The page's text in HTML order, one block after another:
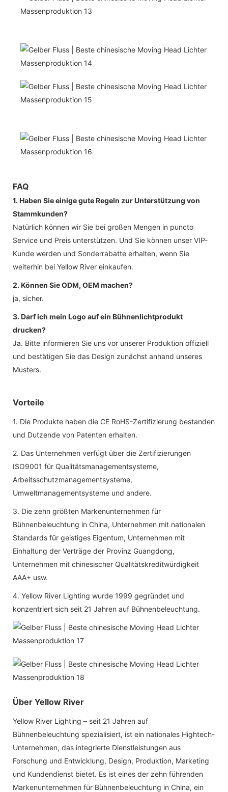
FAQ
1. Haben Sie einige gute Regeln zur Unterstützung von
Stammkunden?
Natürlich können wir Sie bei großen Mengen in puncto
Service und Preis unterstützen. Und Sie können unser VIP-
Kunde werden und Sonderrabatte erhalten, wenn Sie
weiterhin bei Yellow River einkaufen.
2. Können Sie ODM, OEM machen?
ja, sicher.
3. Darf ich mein Logo auf ein Bühnenlichtprodukt
drucken?
Ja. Bitte informieren Sie uns vor unserer Produktion offiziell
und bestätigen Sie das Design zunächst anhand unseres
Musters.
Vorteile
1. Die Produkte haben die CE RoHS-Zertifizierung bestanden
und Dutzende von Patenten erhalten.
2. Das Unternehmen verfügt über die Zertifizierungen
ISO9001 für Qualitätsmanagementsysteme,
Arbeitsschutzmanagementsysteme,
Umweltmanagementsysteme und andere.
3. Die zehn größten Markenunternehmen für
Bühnenbeleuchtung in China, Unternehmen mit nationalen
Standards für geistiges Eigentum, Unternehmen mit
Einhaltung der Verträge der Provinz Guangdong,
Unternehmen mit chinesischer Qualitätskreditwürdigkeit
AAA+ usw.
4. Yellow River Lighting wurde 1999 gegründet und
konzentriert sich seit 21 Jahren auf Bühnenbeleuchtung.
Über Yellow River
Yellow River Lighting – seit 21 Jahren auf
Bühnenbeleuchtung spezialisiert, ist ein nationales Hightech-
Unternehmen, das integrierte Dienstleistungen aus
Forschung und Entwicklung, Design, Produktion, Marketing
und Kundendienst bietet. Es ist eines der zehn führenden
Markenunternehmen für Bühnenbeleuchtung in China, ein